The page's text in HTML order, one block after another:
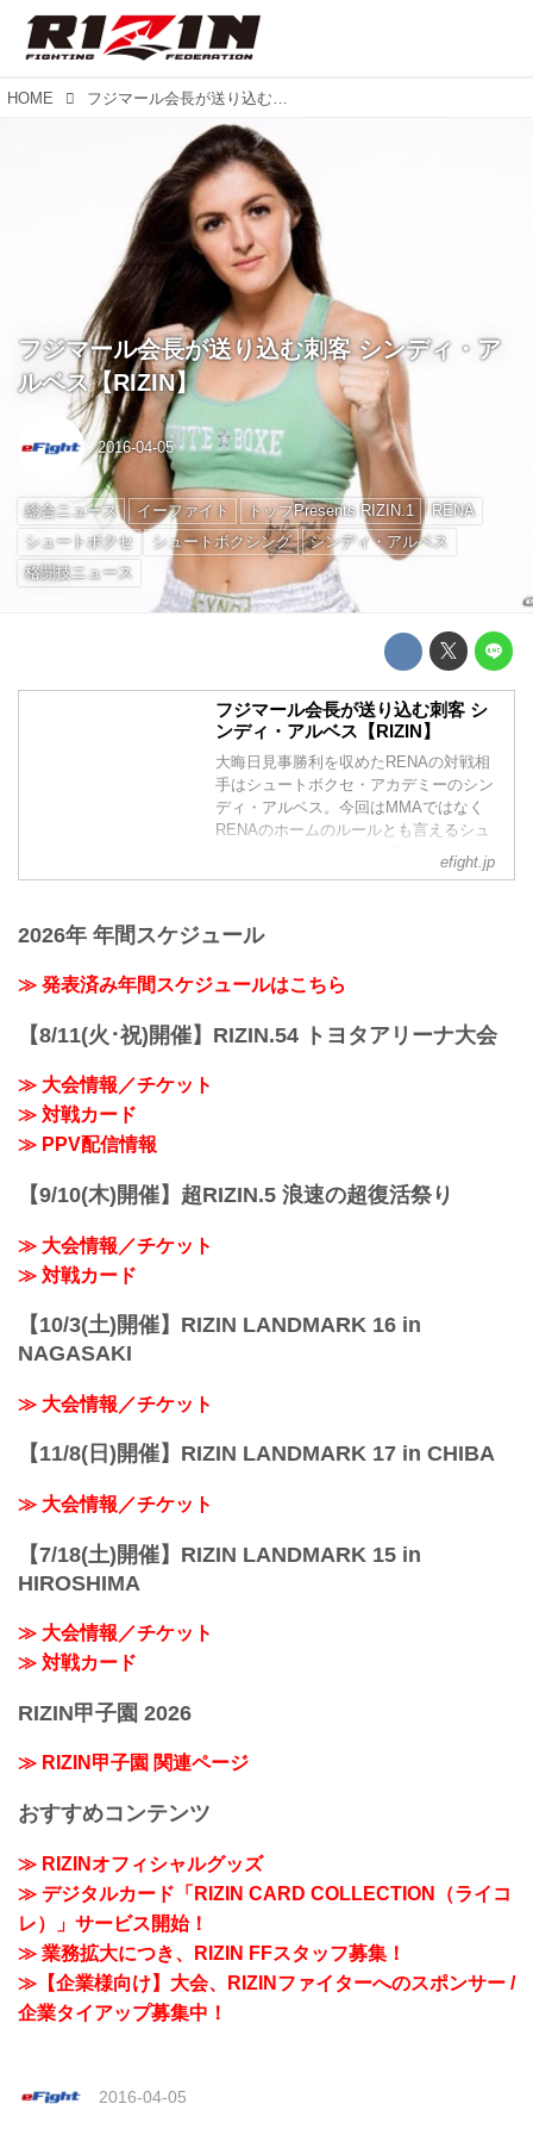
HOME フジマール会長が送り込む刺客 シンディ・アルベス【RIZIN】
フジマール会長が送り込む刺客 シンディ・ア
ルベス【RIZIN】
2016-04-05
総合ニュース イーファイト トップPresents RIZIN.1
RENA
シュートボクセ
シュートボクシング
シンディ・アルベス
格闘技ニュース
フジマール会長が送り込む刺客 シ
ンディ・アルベス【RIZIN】
大晦日見事勝利を収めたRENAの対戦相
手はシュートボクセ・アカデミーのシン
ディ・アルベス。今回はMMAではなく
RENAのホームのルールとも言えるシュ
efight.jp
2026年 年間スケジュール
≫ 発表済み年間スケジュールはこちら
【8/11(火･祝)開催】RIZIN.54 トヨタアリーナ大会
≫ 大会情報／チケット
≫ 対戦カード
≫ PPV配信情報
【9/10(木)開催】超RIZIN.5 浪速の超復活祭り
≫ 大会情報／チケット
≫ 対戦カード
【10/3(土)開催】RIZIN LANDMARK 16 in
NAGASAKI
≫ 大会情報／チケット
【11/8(日)開催】RIZIN LANDMARK 17 in CHIBA
≫ 大会情報／チケット
【7/18(土)開催】RIZIN LANDMARK 15 in
HIROSHIMA
≫ 大会情報／チケット
≫ 対戦カード
RIZIN甲子園 2026
≫ RIZIN甲子園 関連ページ
おすすめコンテンツ
≫ RIZINオフィシャルグッズ
≫ デジタルカード「RIZIN CARD COLLECTION（ライコ
レ）」サービス開始！
≫ 業務拡大につき、RIZIN FFスタッフ募集！
≫【企業様向け】大会、RIZINファイターへのスポンサー /
企業タイアップ募集中！
2016-04-05